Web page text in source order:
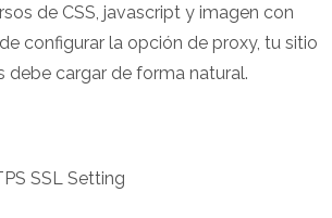
de CSS, javascript y imagen con
configurar la opción de proxy, tu sitio
debe cargar de forma natural.